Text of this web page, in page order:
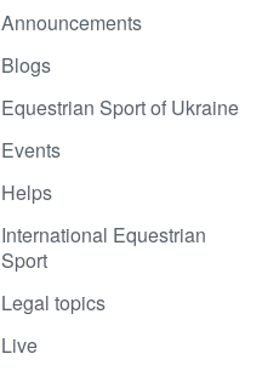
Announcements
Blogs
Equestrian Sport of Ukraine
Events
Helps
International Equestrian
Sport
Legal topics
Live